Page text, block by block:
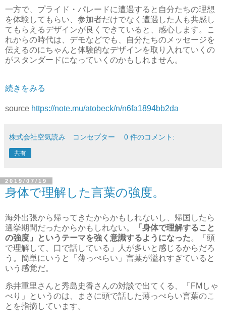
一方で、プライド・パレードに遭遇すると自分たちの理想
を体験してもらい、参加者だけでなく遭遇した人も共感し
てもらえるデザインが良くできていると、感心します。こ
れからの時代は、デモなどでも、自分たちのメッセージを
伝えるのにちゃんと体験的なデザインを取り入れていくの
がスタンダードになっていくのかもしれません。
続きをみる
source https://note.mu/atobeck/n/n6fa1894bb2da
株式会社空気読み コンセプター 0 件のコメント:
共有
2019/07/19
身体で理解した言葉の強度。
海外出張から帰ってきたからかもしれないし、帰国したら
選挙期間だったからかもしれない。
「身体で理解すること
の強度」というテーマを強く意識するようになった。「頭
で理解して、口で話している」人が多いと感じるからだろ
う。簡単にいうと「薄っぺらい」言葉が溢れすぎていると
いう感覚だ。
糸井重里さんと秀島史香さんの対談で出てくる、「FMしゃ
べり」というのは、まさに頭で話した薄っぺらい言葉のこ
とを指摘しています。